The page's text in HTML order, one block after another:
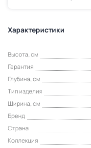
Характеристики
Высота, см
Гарантия
Глубина, см
Тип изделия
Ширина, см
Бренд
Страна
Коллекция